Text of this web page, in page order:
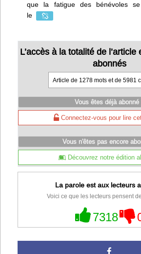
que la fatigue des bénévoles
le
L’accès à la totalité de
abonnés
Article de 1278 mots et de 5981
Vous êtes déjà abonné
Connectez-vous pour lire
Vous n'êtes pas encore
Découvrez notre édition
La parole est aux lecteurs
Voici ce que les lecteurs pensent
7318